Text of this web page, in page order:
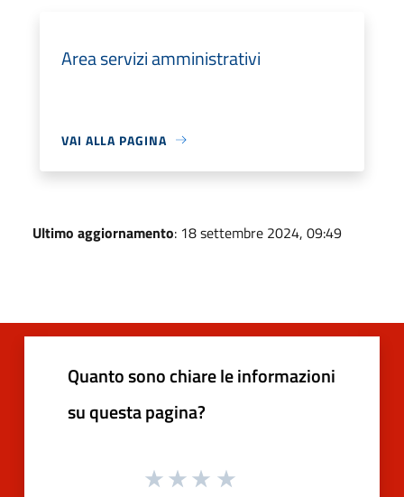
Area servizi amministrativi
VAI ALLA PAGINA
Ultimo aggiornamento: 18 settembre 2024, 09:49
Quanto sono chiare le informazioni
su questa pagina?